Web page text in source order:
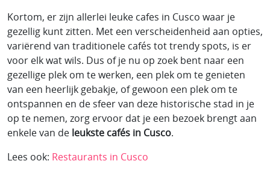
Kortom, er zijn allerlei leuke cafes in Cusco waar je
gezellig kunt zitten. Met een verscheidenheid aan opties,
variërend van traditionele cafés tot trendy spots, is er
voor elk wat wils. Dus of je nu op zoek bent naar een
gezellige plek om te werken, een plek om te genieten
van een heerlijk gebakje, of gewoon een plek om te
ontspannen en de sfeer van deze historische stad in je
op te nemen, zorg ervoor dat je een bezoek brengt aan
enkele van de leukste cafés in Cusco.
Lees ook: Restaurants in Cusco